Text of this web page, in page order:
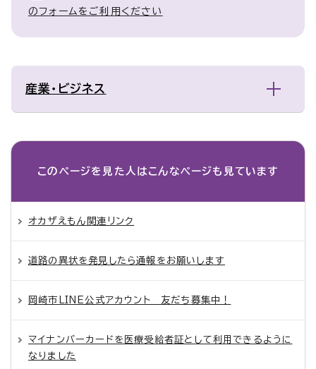
のフォームをご利用ください
産業・ビジネス
このページを見た人は こんなページも見ています
オカザえもん関連リンク
道路の異状を発見したら通報をお願いします
岡崎市LINE公式アカウント 友だち募集中！
マイナンバーカードを医療受給者証として利用できるように
なりました